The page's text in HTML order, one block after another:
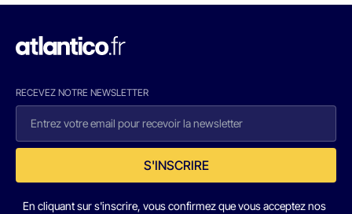
RECEVEZ NOTRE NEWSLETTER
S'INSCRIRE
En cliquant sur s'inscrire, vous confirmez que vous acceptez nos